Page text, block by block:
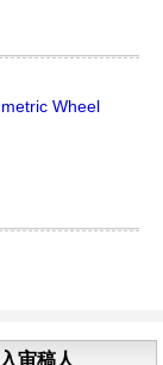
Wheel
审稿人